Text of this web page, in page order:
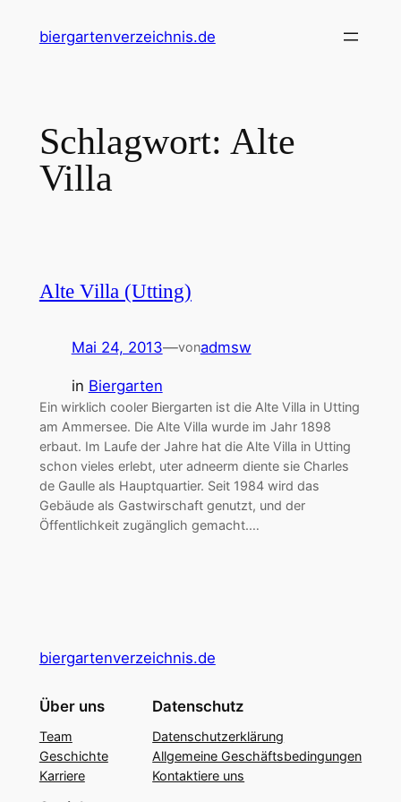
Inhaltbiergartenverzeichnis.de
Schlagwort: Alte
Villa
Alte Villa (Utting)
Mai 24, 2013—vonadmsw
in Biergarten
Ein wirklich cooler Biergarten ist die Alte Villa in Utting
am Ammersee. Die Alte Villa wurde im Jahr 1898
erbaut. Im Laufe der Jahre hat die Alte Villa in Utting
schon vieles erlebt, uter adneerm diente sie Charles
de Gaulle als Hauptquartier. Seit 1984 wird das
Gebäude als Gastwirschaft genutzt, und der
Öffentlichkeit zugänglich gemacht.…
biergartenverzeichnis.de
Über uns
Team
Geschichte
Karriere
Datenschutz
Datenschutzerklärung
Allgemeine Geschäftsbedingungen
Kontaktiere uns